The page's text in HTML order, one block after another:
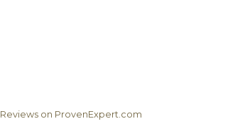
Reviews on ProvenExpert.com